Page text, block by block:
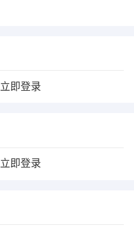
立即登录
立即登录